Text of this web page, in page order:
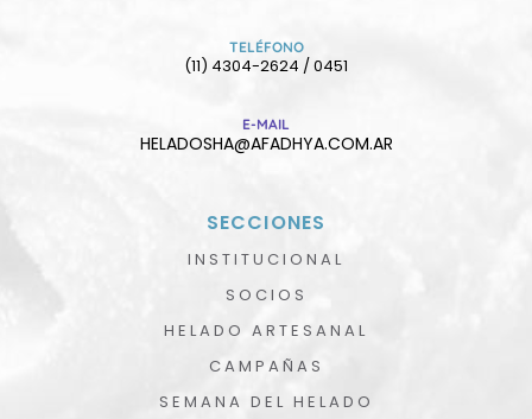
TELÉFONO
(11) 4304-2624 / 0451
E-MAIL
HELADOSHA@AFADHYA.COM.AR
SECCIONES
INSTITUCIONAL
SOCIOS
HELADO ARTESANAL
CAMPAÑAS
SEMANA DEL HELADO